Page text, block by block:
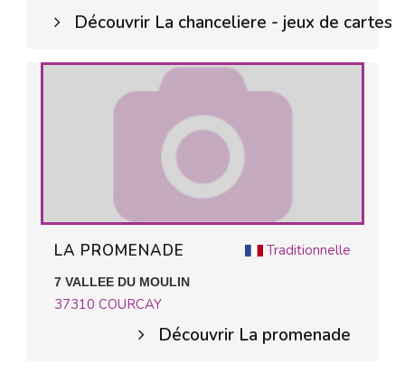
Découvrir La chanceliere - jeux de cartes
Traditionnelle
LA PROMENADE
7 VALLEE DU MOULIN
37310 COURCAY
Découvrir La promenade